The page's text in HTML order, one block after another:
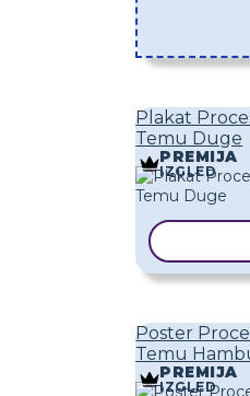
Plakat
Temu Duge
PREMIJA
IZGLED
Poster
Temu
PREMIJA
IZGLED